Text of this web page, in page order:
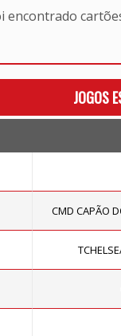
encontrado
JOGOS
CMD CAPÃO